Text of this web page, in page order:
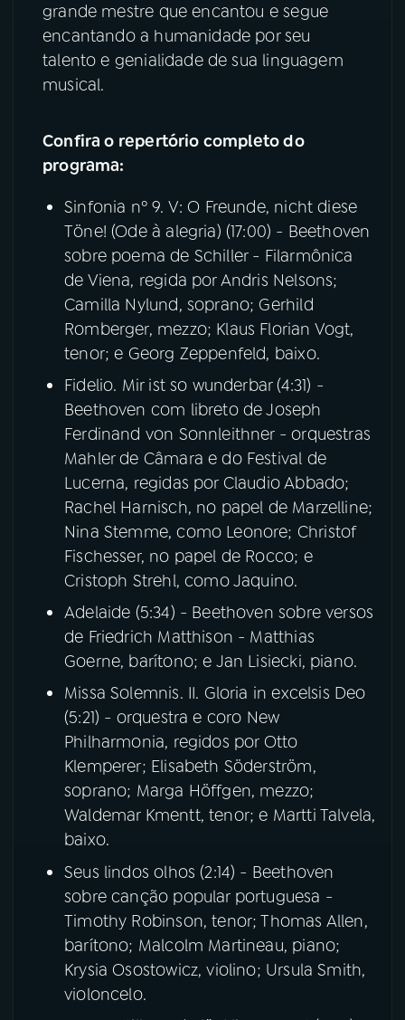
grande mestre que encantou e segue
encantando a humanidade por seu
talento e genialidade de sua linguagem
musical.
Confira o repertório completo do
programa:
Sinfonia nº 9. V: O Freunde, nicht diese
Töne! (Ode à alegria) (17:00) - Beethoven
sobre poema de Schiller - Filarmônica
de Viena, regida por Andris Nelsons;
Camilla Nylund, soprano; Gerhild
Romberger, mezzo; Klaus Florian Vogt,
tenor; e Georg Zeppenfeld, baixo.
Fidelio. Mir ist so wunderbar (4:31) -
Beethoven com libreto de Joseph
Ferdinand von Sonnleithner - orquestras
Mahler de Câmara e do Festival de
Lucerna, regidas por Claudio Abbado;
Rachel Harnisch, no papel de Marzelline;
Nina Stemme, como Leonore; Christof
Fischesser, no papel de Rocco; e
Cristoph Strehl, como Jaquino.
Adelaide (5:34) - Beethoven sobre versos
de Friedrich Matthison - Matthias
Goerne, barítono; e Jan Lisiecki, piano.
Missa Solemnis. II. Gloria in excelsis Deo
(5:21) - orquestra e coro New
Philharmonia, regidos por Otto
Klemperer; Elisabeth Söderström,
soprano; Marga Höffgen, mezzo;
Waldemar Kmentt, tenor; e Martti Talvela,
baixo.
Seus lindos olhos (2:14) - Beethoven
sobre canção popular portuguesa -
Timothy Robinson, tenor; Thomas Allen,
barítono; Malcolm Martineau, piano;
Krysia Osostowicz, violino; Ursula Smith,
violoncelo.